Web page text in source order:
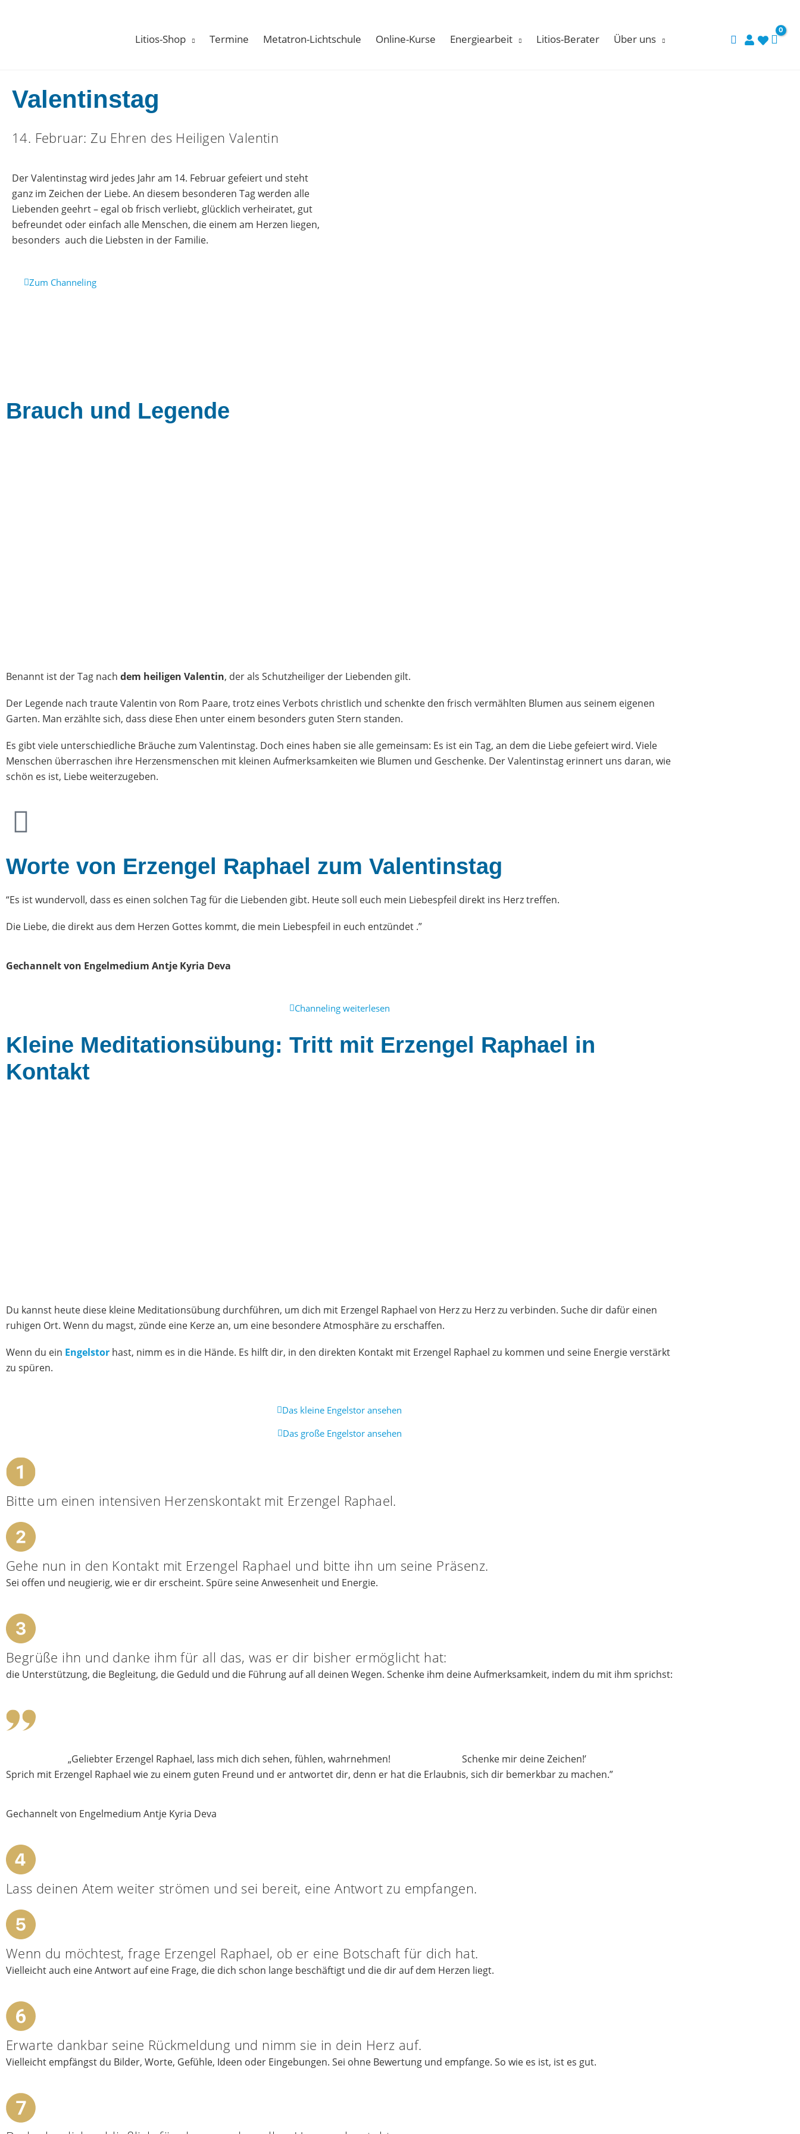
Litios-Shop Termine Metatron-Lichtschule Online-Kurse Energiearbeit Litios-Berater Über uns
Valentinstag
14. Februar: Zu Ehren des Heiligen Valentin
Der Valentinstag wird jedes Jahr am 14. Februar gefeiert und steht
ganz im Zeichen der Liebe. An diesem besonderen Tag werden alle
Liebenden geehrt – egal ob frisch verliebt, glücklich verheiratet, gut
befreundet oder einfach alle Menschen, die einem am Herzen liegen,
besonders auch die Liebsten in der Familie.
Zum Channeling
Brauch und Legende
Benannt ist der Tag nach dem heiligen Valentin, der als Schutzheiliger der Liebenden gilt.
Der Legende nach traute Valentin von Rom Paare, trotz eines Verbots christlich und schenkte den frisch vermählten Blumen aus seinem eigenen
Garten. Man erzählte sich, dass diese Ehen unter einem besonders guten Stern standen.
Es gibt viele unterschiedliche Bräuche zum Valentinstag. Doch eines haben sie alle gemeinsam: Es ist ein Tag, an dem die Liebe gefeiert wird. Viele
Menschen überraschen ihre Herzensmenschen mit kleinen Aufmerksamkeiten wie Blumen und Geschenke. Der Valentinstag erinnert uns daran, wie
schön es ist, Liebe weiterzugeben.
Worte von Erzengel Raphael zum Valentinstag
“Es ist wundervoll, dass es einen solchen Tag für die Liebenden gibt. Heute soll euch mein Liebespfeil direkt ins Herz treffen.
Die Liebe, die direkt aus dem Herzen Gottes kommt, die mein Liebespfeil in euch entzündet .”
Gechannelt von Engelmedium Antje Kyria Deva
Channeling weiterlesen
Kleine Meditationsübung: Tritt mit Erzengel Raphael in
Kontakt
Du kannst heute diese kleine Meditationsübung durchführen, um dich mit Erzengel Raphael von Herz zu Herz zu verbinden. Suche dir dafür einen
ruhigen Ort. Wenn du magst, zünde eine Kerze an, um eine besondere Atmosphäre zu erschaffen.
Wenn du ein Engelstor hast, nimm es in die Hände. Es hilft dir, in den direkten Kontakt mit Erzengel Raphael zu kommen und seine Energie verstärkt
zu spüren.
Das kleine Engelstor ansehen
Das große Engelstor ansehen
Bitte um einen intensiven Herzenskontakt mit Erzengel Raphael.
Gehe nun in den Kontakt mit Erzengel Raphael und bitte ihn um seine Präsenz.
Sei offen und neugierig, wie er dir erscheint. Spüre seine Anwesenheit und Energie.
Begrüße ihn und danke ihm für all das, was er dir bisher ermöglicht hat:
die Unterstützung, die Begleitung, die Geduld und die Führung auf all deinen Wegen. Schenke ihm deine Aufmerksamkeit, indem du mit ihm sprichst:
„Geliebter Erzengel Raphael, lass mich dich sehen, fühlen, wahrnehmen! Schenke mir deine Zeichen!’
Sprich mit Erzengel Raphael wie zu einem guten Freund und er antwortet dir, denn er hat die Erlaubnis, sich dir bemerkbar zu machen.”
Gechannelt von Engelmedium Antje Kyria Deva
Lass deinen Atem weiter strömen und sei bereit, eine Antwort zu empfangen.
Wenn du möchtest, frage Erzengel Raphael, ob er eine Botschaft für dich hat.
Vielleicht auch eine Antwort auf eine Frage, die dich schon lange beschäftigt und die dir auf dem Herzen liegt.
Erwarte dankbar seine Rückmeldung und nimm sie in dein Herz auf.
Vielleicht empfängst du Bilder, Worte, Gefühle, Ideen oder Eingebungen. Sei ohne Bewertung und empfange. So wie es ist, ist es gut.